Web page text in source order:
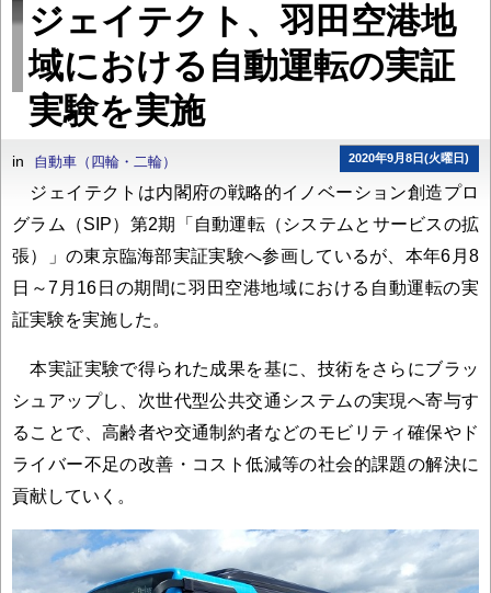
ジェイテクト、羽田空港地
域における自動運転の実証
実験を実施
2020年9月8日(火曜日)
in 自動車（四輪・二輪）
ジェイテクトは内閣府の戦略的イノベーション創造プロ
グラム（SIP）第2期「自動運転（システムとサービスの拡
張）」の東京臨海部実証実験へ参画しているが、本年6月8
日～7月16日の期間に羽田空港地域における自動運転の実
証実験を実施した。
本実証実験で得られた成果を基に、技術をさらにブラッ
シュアップし、次世代型公共交通システムの実現へ寄与す
ることで、高齢者や交通制約者などのモビリティ確保やド
ライバー不足の改善・コスト低減等の社会的課題の解決に
貢献していく。